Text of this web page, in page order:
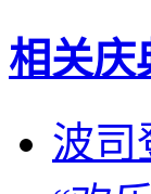
相关庆
波司